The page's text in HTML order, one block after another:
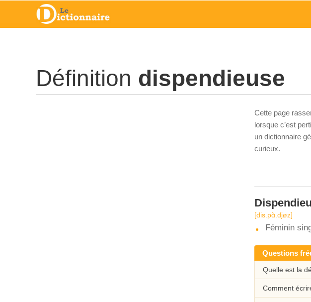
Définition dispendieuse
Cette page
lorsque c’est
un dictionnaire
curieux.
[dis.pɑ̃.djøz]
Féminin
Questions
Quelle est la
Comment